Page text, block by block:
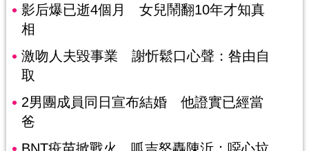
影后爆已逝4個月 女兒鬧翻10年才知真
相
激吻人夫毀事業 謝忻鬆口心聲：咎由自
取
2男團成員同日宣布結婚 他證實已經當
爸
BNT疫苗掀戰火 呱吉怒轟陳沂：噁心垃